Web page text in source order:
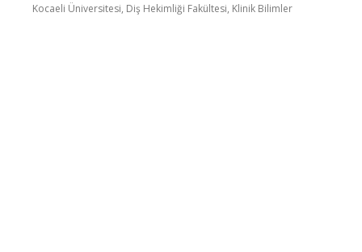
Kocaeli Üniversitesi, Diş Hekimliği Fakültesi, Klinik Bilimler